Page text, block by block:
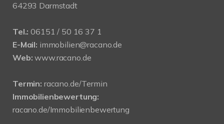
64293 Darmstadt
Tel.: 06151 / 50 16 37 1
E-Mail: immobilien@racano.de
Web: www.racano.de
Termin: racano.de/Termin
Immobilienbewertung:
racano.de/Immobilienbewertung